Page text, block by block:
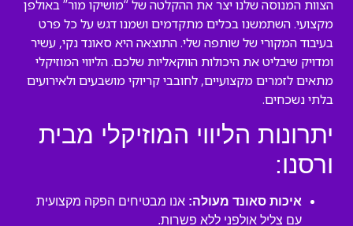
הצוות המנוסה שלנו יצר את ההקלטה של “מושיקו מור” באולפן
מקצועי. השתמשנו בכלים מתקדמים ושמנו דגש על כל פרט
בעיבוד המקורי של שותפה שלי. התוצאה היא סאונד נקי, עשיר
ומדויק שיבליט את היכולות הווקאליות שלכם. הליווי המוזיקלי
מתאים לזמרים מקצועיים, לחובבי קריוקי מושבעים ולאירועים
בלתי נשכחים.
יתרונות הליווי המוזיקלי מבית
ורסנו:
איכות סאונד מעולה: אנו מבטיחים הפקה מקצועית
עם צליל אולפני ללא פשרות.